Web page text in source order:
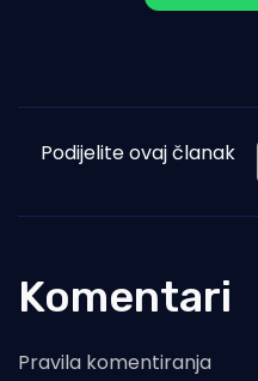
Podijelite ovaj članak
Komentari
Pravila komentiranja